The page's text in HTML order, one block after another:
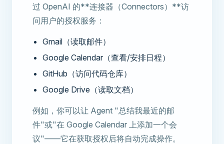
过 OpenAI 的**连接器（Connectors）**访
问用户的授权服务：
Gmail（读取邮件）
Google Calendar（查看/安排日程）
GitHub（访问代码仓库）
Google Drive（读取文档）
例如，你可以让 Agent "总结我最近的邮
件"或"在 Google Calendar 上添加一个会
议"——它在获取授权后将自动完成操作。